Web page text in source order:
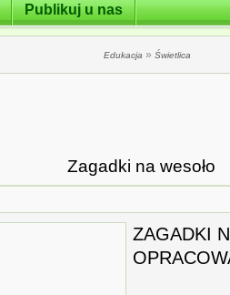
Publikuj u nas
Edukacja » Świetlica
Zagadki na wesoło
ZAGADKI